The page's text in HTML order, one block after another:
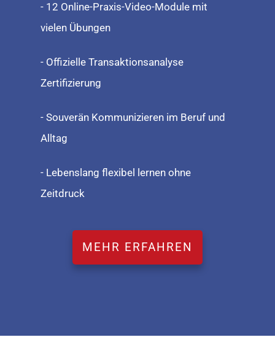
- 12 Online-Praxis-Video-Module mit
vielen Übungen
- Offizielle Transaktionsanalyse
Zertifizierung
- Souverän Kommunizieren im Beruf und
Alltag
- Lebenslang flexibel lernen ohne
Zeitdruck
MEHR ERFAHREN